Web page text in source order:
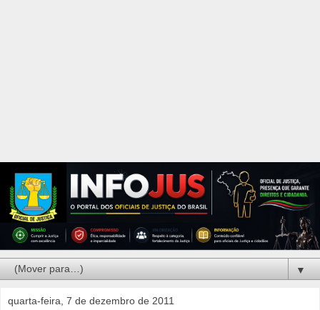
▼
quarta-feira, 7 de dezembro de 2011